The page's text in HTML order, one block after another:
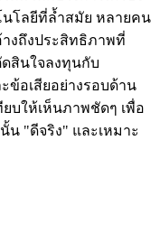
นโลยีที่ล้ำสมัย หลายคน
งถึงประสิทธิภาพที่
สินใจลงทุนกับ
อเสียอย่างรอบด้าน
บให้เห็นภาพชัดๆ เพื่อ
"ดีจริง" และเหมาะ